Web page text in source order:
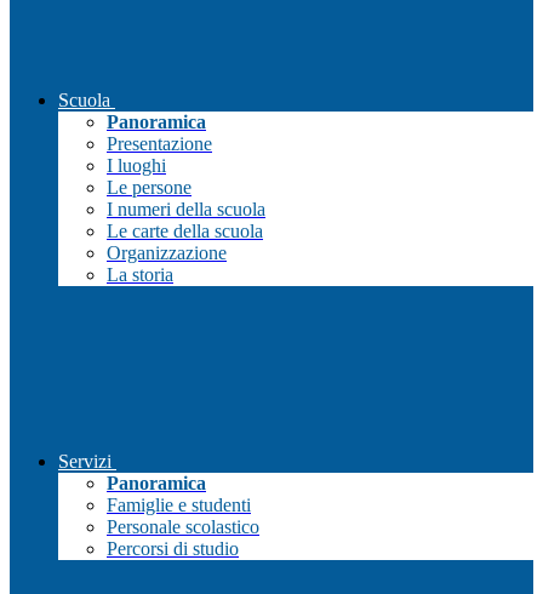
Scuola
Panoramica
Presentazione
I luoghi
Le persone
I numeri della scuola
Le carte della scuola
Organizzazione
La storia
Servizi
Panoramica
Famiglie e studenti
Personale scolastico
Percorsi di studio